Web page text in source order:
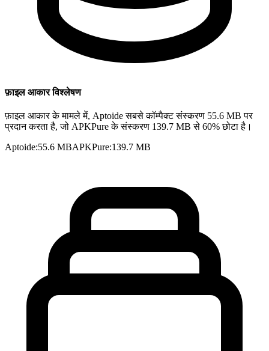
फ़ाइल आकार विश्लेषण
फ़ाइल आकार के मामले में, Aptoide सबसे कॉम्पैक्ट संस्करण 55.6 MB पर
प्रदान करता है, जो APKPure के संस्करण 139.7 MB से 60% छोटा है।
Aptoide:55.6 MBAPKPure:139.7 MB